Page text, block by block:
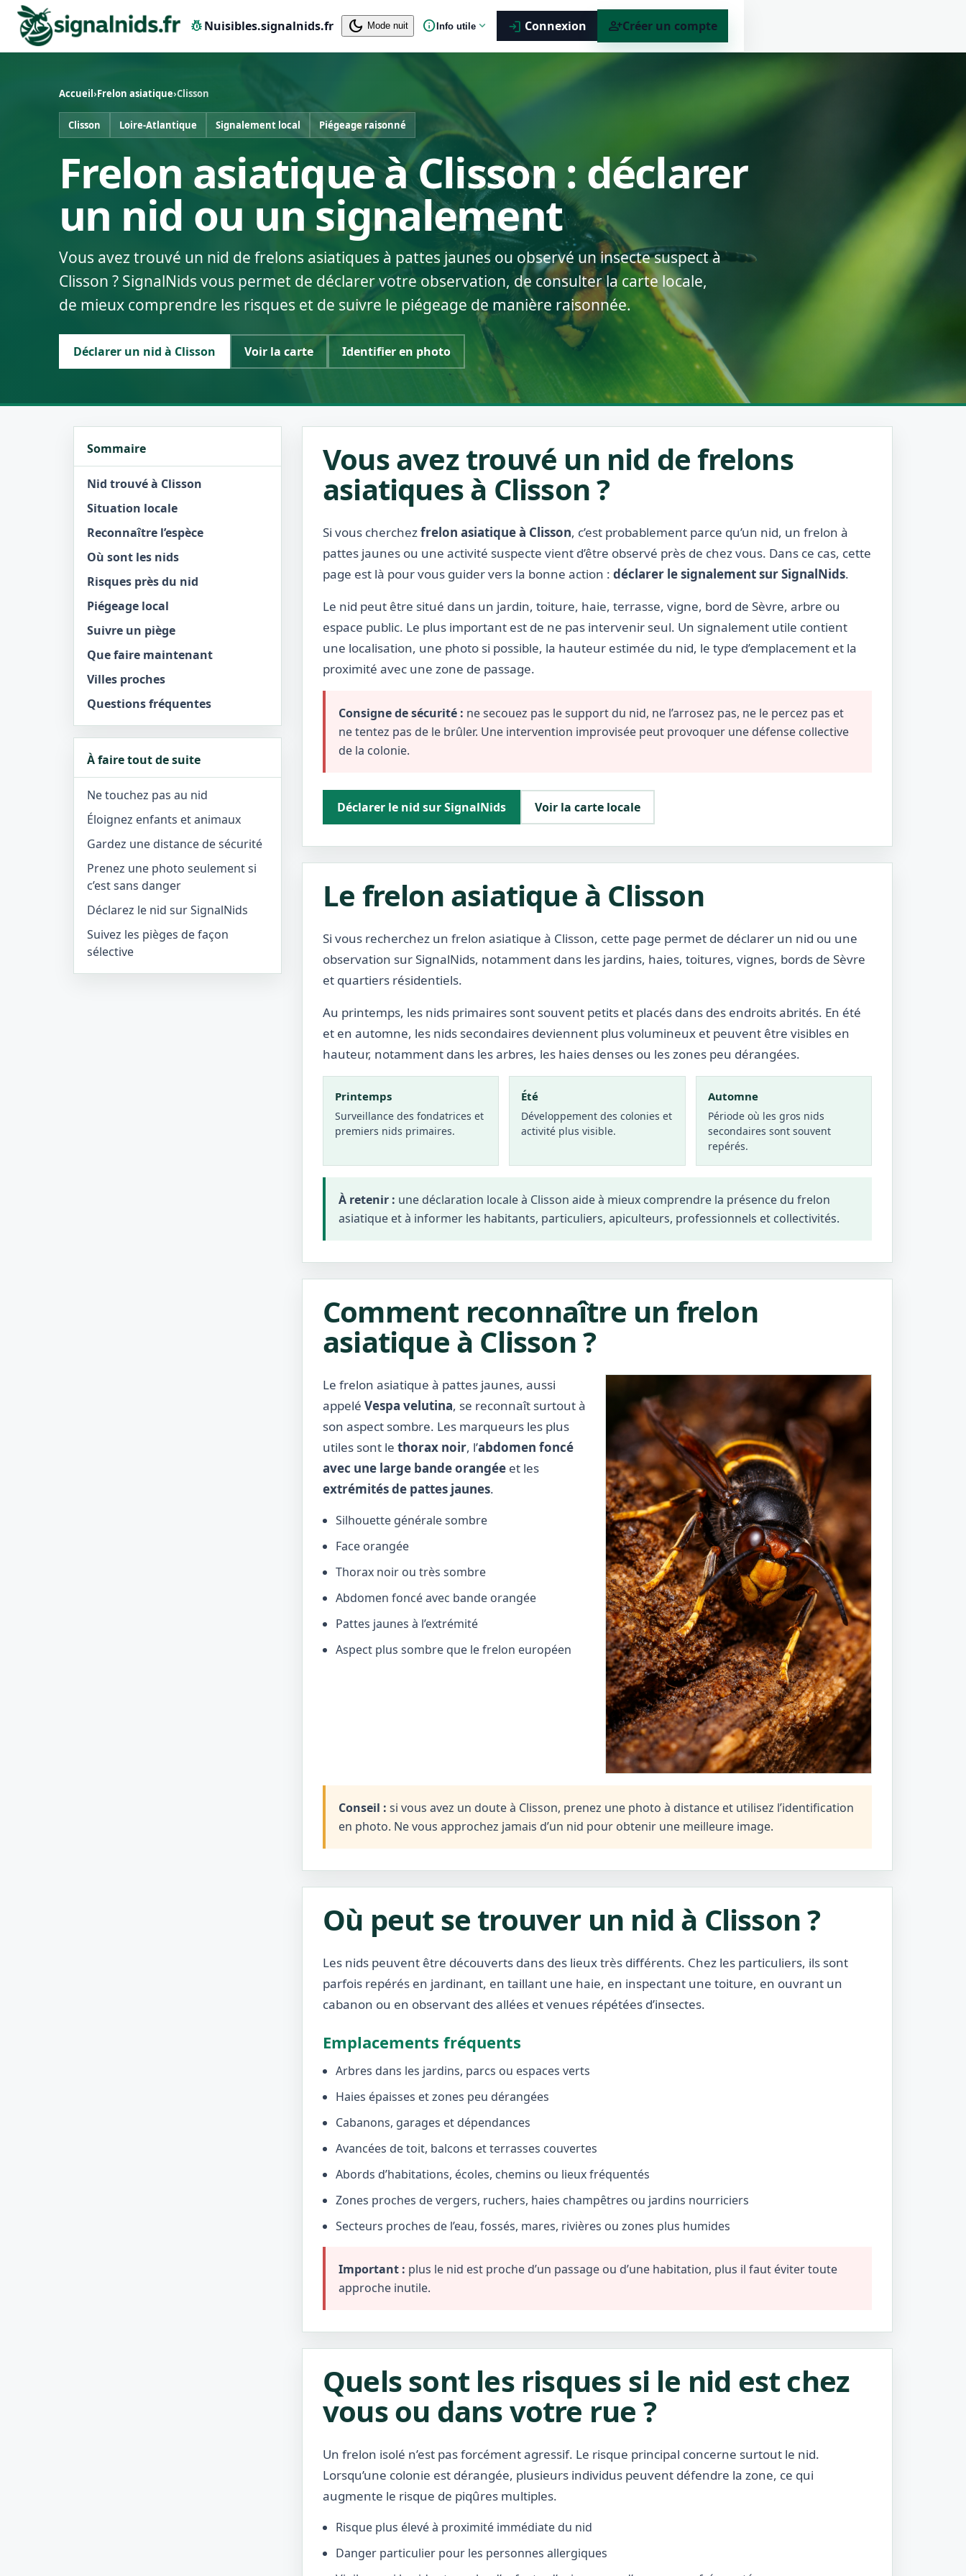
pest_controlNuisibles.signalnids.fr dark_mode Mode nuit infoInfo utile expand_more login Connexion person_addCréer un compte
Accueil›Frelon asiatique›Clisson
Clisson Loire-Atlantique Signalement local Piégeage raisonné
Frelon asiatique à Clisson : déclarer
un nid ou un signalement
Vous avez trouvé un nid de frelons asiatiques à pattes jaunes ou observé un insecte suspect à
Clisson ? SignalNids vous permet de déclarer votre observation, de consulter la carte locale,
de mieux comprendre les risques et de suivre le piégeage de manière raisonnée.
Déclarer un nid à Clisson Voir la carte Identifier en photo
Sommaire
Nid trouvé à Clisson
Situation locale
Reconnaître l’espèce
Où sont les nids
Risques près du nid
Piégeage local
Suivre un piège
Que faire maintenant
Villes proches
Questions fréquentes
À faire tout de suite
Ne touchez pas au nid
Éloignez enfants et animaux
Gardez une distance de sécurité
Prenez une photo seulement si
c’est sans danger
Déclarez le nid sur SignalNids
Suivez les pièges de façon
sélective
Vous avez trouvé un nid de frelons
asiatiques à Clisson ?
Si vous cherchezfrelon asiatique à Clisson, c’est probablement parce qu’un nid, un frelon à
pattes jaunes ou une activité suspecte vient d’être observé près de chez vous. Dans ce cas, cette
page est là pour vous guider vers la bonne action : déclarer le signalement sur SignalNids.
Le nid peut être situé dans un jardin, toiture, haie, terrasse, vigne, bord de Sèvre, arbre ou
espace public. Le plus important est de ne pas intervenir seul. Un signalement utile contient
une localisation, une photo si possible, la hauteur estimée du nid, le type d’emplacement et la
proximité avec une zone de passage.
Consigne de sécurité : ne secouez pas le support du nid, ne l’arrosez pas, ne le percez pas et
ne tentez pas de le brûler. Une intervention improvisée peut provoquer une défense collective
de la colonie.
Déclarer le nid sur SignalNids Voir la carte locale
Le frelon asiatique à Clisson
Si vous recherchez un frelon asiatique à Clisson, cette page permet de déclarer un nid ou une
observation sur SignalNids, notamment dans les jardins, haies, toitures, vignes, bords de Sèvre
et quartiers résidentiels.
Au printemps, les nids primaires sont souvent petits et placés dans des endroits abrités. En été
et en automne, les nids secondaires deviennent plus volumineux et peuvent être visibles en
hauteur, notamment dans les arbres, les haies denses ou les zones peu dérangées.
Printemps
Surveillance des fondatrices et
premiers nids primaires.
Été
Développement des colonies et
activité plus visible.
Automne
Période où les gros nids
secondaires sont souvent
repérés.
À retenir : une déclaration locale à Clisson aide à mieux comprendre la présence du frelon
asiatique et à informer les habitants, particuliers, apiculteurs, professionnels et collectivités.
Comment reconnaître un frelon
asiatique à Clisson ?
Le frelon asiatique à pattes jaunes, aussi
appelé Vespa velutina, se reconnaît surtout à
son aspect sombre. Les marqueurs les plus
utiles sont le thorax noir, l’abdomen foncé
avec une large bande orangée et les
extrémités de pattes jaunes.
Silhouette générale sombre
Face orangée
Thorax noir ou très sombre
Abdomen foncé avec bande orangée
Pattes jaunes à l’extrémité
Aspect plus sombre que le frelon européen
Conseil : si vous avez un doute à Clisson, prenez une photo à distance et utilisez l’identification
en photo. Ne vous approchez jamais d’un nid pour obtenir une meilleure image.
Où peut se trouver un nid à Clisson ?
Les nids peuvent être découverts dans des lieux très différents. Chez les particuliers, ils sont
parfois repérés en jardinant, en taillant une haie, en inspectant une toiture, en ouvrant un
cabanon ou en observant des allées et venues répétées d’insectes.
Emplacements fréquents
Arbres dans les jardins, parcs ou espaces verts
Haies épaisses et zones peu dérangées
Cabanons, garages et dépendances
Avancées de toit, balcons et terrasses couvertes
Abords d’habitations, écoles, chemins ou lieux fréquentés
Zones proches de vergers, ruchers, haies champêtres ou jardins nourriciers
Secteurs proches de l’eau, fossés, mares, rivières ou zones plus humides
Important : plus le nid est proche d’un passage ou d’une habitation, plus il faut éviter toute
approche inutile.
Quels sont les risques si le nid est chez
vous ou dans votre rue ?
Un frelon isolé n’est pas forcément agressif. Le risque principal concerne surtout le nid.
Lorsqu’une colonie est dérangée, plusieurs individus peuvent défendre la zone, ce qui
augmente le risque de piqûres multiples.
Risque plus élevé à proximité immédiate du nid
Danger particulier pour les personnes allergiques